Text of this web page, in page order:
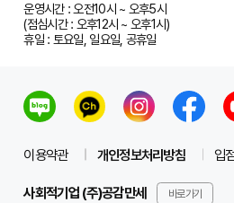
운영시간 : 오전10시 ~ 오후5시
(점심시간 : 오후12시 ~ 오후1시)
휴일 : 토요일, 일요일, 공휴일
이용약관 개인정보처리방침 입
사회적기업 (주)공감만세 바로가기